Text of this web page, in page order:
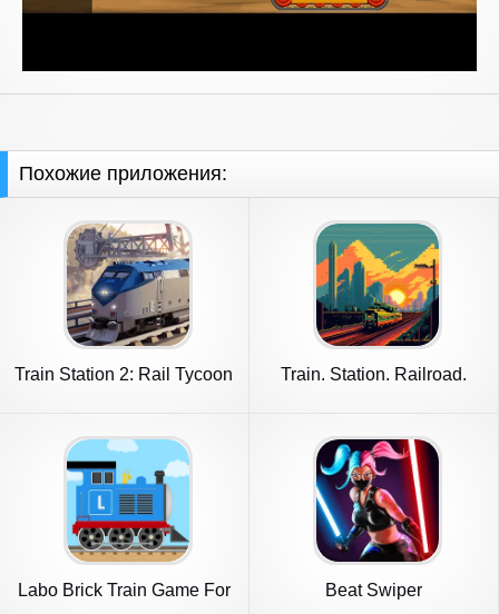
Похожие приложения:
Train Station 2: Rail Tycoon Train. Station. Railroad.
Labo Brick Train Game For
Beat Swiper